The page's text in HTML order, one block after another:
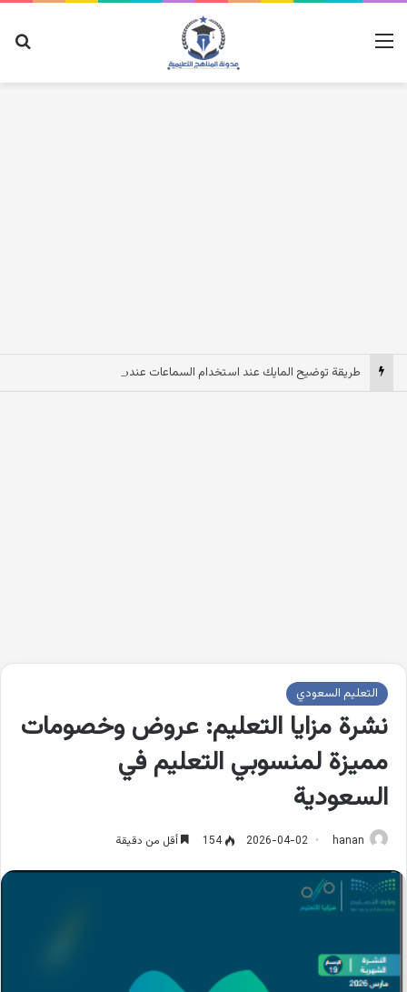
القائمة
التعليم السعودي
نشرة مزايا التعليم: عروض وخصومات
مميزة لمنسوبي التعليم في
السعودية
hanan
2026-04-02
154 أقل من دقيقة